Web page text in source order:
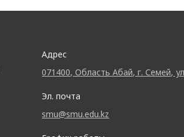
Адрес
071400, Область Абай, г. Семей,
Эл. почта
smu@smu.edu.kz